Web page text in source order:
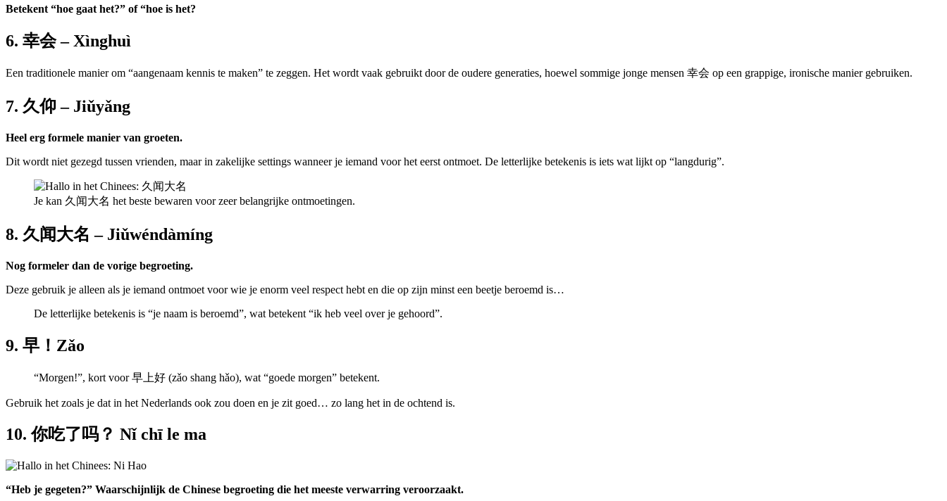
Betekent “hoe gaat het?” of “hoe is het?
6. 幸会 – Xìnghuì
Een traditionele manier om “aangenaam kennis te maken” te zeggen. Het wordt vaak gebruikt door de oudere generaties, hoewel sommige jonge mensen 幸会 op een grappige, ironische manier gebruiken.
7. 久仰 – Jiǔyǎng
Heel erg formele manier van groeten.
Dit wordt niet gezegd tussen vrienden, maar in zakelijke settings wanneer je iemand voor het eerst ontmoet. De letterlijke betekenis is iets wat lijkt op “langdurig”.
Je kan 久闻大名 het beste bewaren voor zeer belangrijke ontmoetingen.
8. 久闻大名 – Jiǔwéndàmíng
Nog formeler dan de vorige begroeting.
Deze gebruik je alleen als je iemand ontmoet voor wie je enorm veel respect hebt en die op zijn minst een beetje beroemd is…
De letterlijke betekenis is “je naam is beroemd”, wat betekent “ik heb veel over je gehoord”.
9. 早！Zǎo
“Morgen!”, kort voor 早上好 (zǎo shang hǎo), wat “goede morgen” betekent.
Gebruik het zoals je dat in het Nederlands ook zou doen en je zit goed… zo lang het in de ochtend is.
10. 你吃了吗？ Nǐ chī le ma
“Heb je gegeten?” Waarschijnlijk de Chinese begroeting die het meeste verwarring veroorzaakt.